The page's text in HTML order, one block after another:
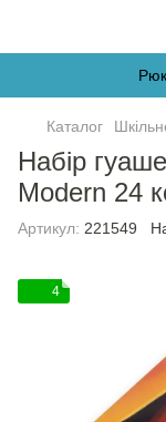
Каталог
Набір
Modern 24
Артикул: 221549
4